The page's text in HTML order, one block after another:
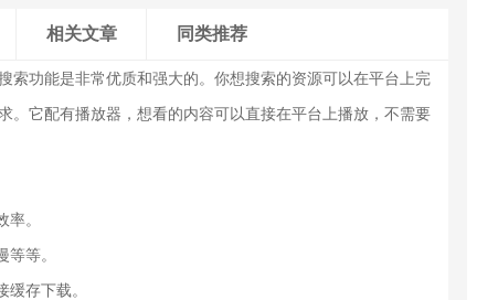
相关文章 同类推荐
索功能是非常优质和强大的。你想搜索的资源可以在平台上完
。它配有播放器，想看的内容可以直接在平台上播放，不需要
。
等。
存下载。